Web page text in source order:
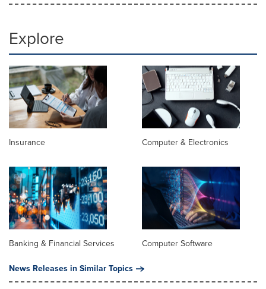
Explore
Insurance Computer & Electronics
Banking & Financial Services
Computer Software
News Releases in Similar Topics